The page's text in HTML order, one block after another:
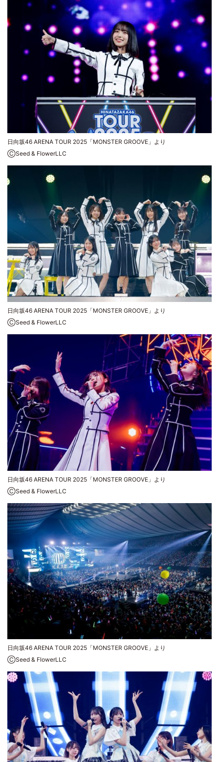
日向坂46 ARENA TOUR 2025「MONSTER GROOVE」より
ⒸSeed & FlowerLLC
日向坂46 ARENA TOUR 2025「MONSTER GROOVE」より
ⒸSeed & FlowerLLC
日向坂46 ARENA TOUR 2025「MONSTER GROOVE」より
ⒸSeed & FlowerLLC
日向坂46 ARENA TOUR 2025「MONSTER GROOVE」より
ⒸSeed & FlowerLLC